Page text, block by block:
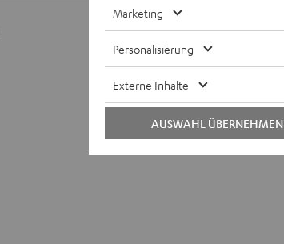
Marketing
Personalisierung
Externe Inhalte
AUSWAHL ÜBERNEHMEN